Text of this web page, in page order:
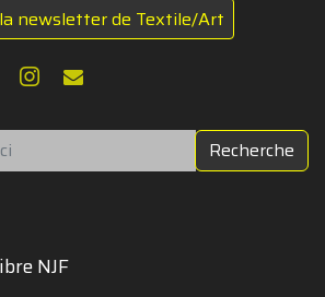
newsletter de Textile/Art
Recherche
NJF